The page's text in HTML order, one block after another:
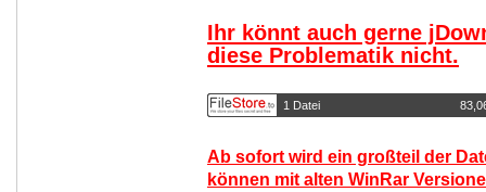
Ihr könnt auch gerne
diese Problematik nicht.
1 Datei
Ab sofort wird ein großteil der
können mit alten WinRar